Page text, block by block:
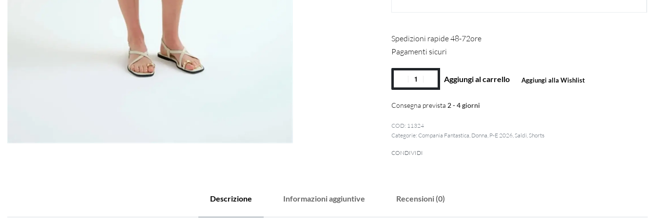
Spedizioni rapide 48-72ore
Pagamenti sicuri
Aggiungi al carrello Aggiungi alla Wishlist
Consegna prevista 2 - 4 giorni
11324
Categorie:Compania Fantastica, Donna, P-E 2026,Saldi,Shorts
CONDIVIDI
Descrizione Informazioni aggiuntive Recensioni (0)